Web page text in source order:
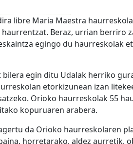
libre Maria Maestra
Beraz, urrian berriro
egingo du haurreskolak
egin ditu Udalak herriko
etorkizunean izan
Orioko haurreskolak 55
kopuruaren arabera.
da Orioko haurreskolaren
horretarako, aldez aurretik,